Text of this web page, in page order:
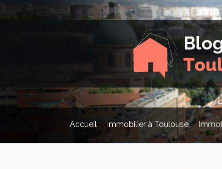
Accueil Immobilier à Toulouse